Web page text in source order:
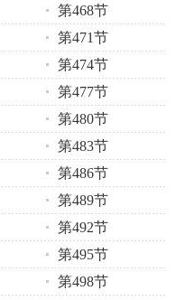
第468节
第471节
第474节
第477节
第480节
第483节
第486节
第489节
第492节
第495节
第498节